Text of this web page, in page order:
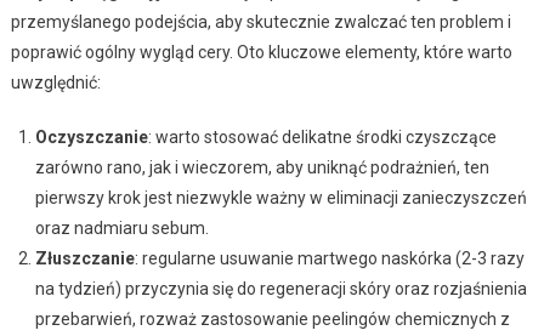
przemyślanego podejścia, aby skutecznie zwalczać ten problem i
poprawić ogólny wygląd cery. Oto kluczowe elementy, które warto
uwzględnić:
Oczyszczanie: warto stosować delikatne środki czyszczące
zarówno rano, jak i wieczorem, aby uniknąć podrażnień, ten
pierwszy krok jest niezwykle ważny w eliminacji zanieczyszczeń
oraz nadmiaru sebum.
Złuszczanie: regularne usuwanie martwego naskórka (2-3 razy
na tydzień) przyczynia się do regeneracji skóry oraz rozjaśnienia
przebarwień, rozważ zastosowanie peelingów chemicznych z